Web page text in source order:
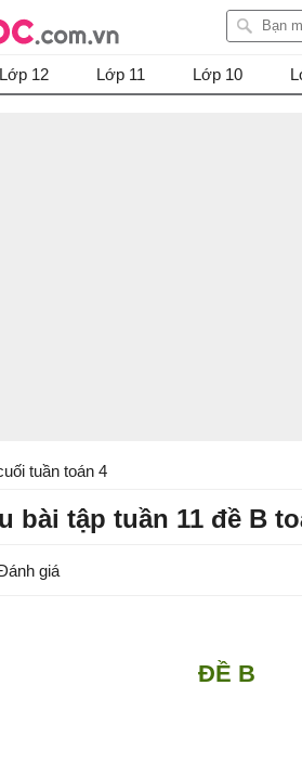
Lớp 12 Lớp 11 Lớp 10
tuần toán 4
bài tập tuần 11 đề B
giá
ĐỀ B